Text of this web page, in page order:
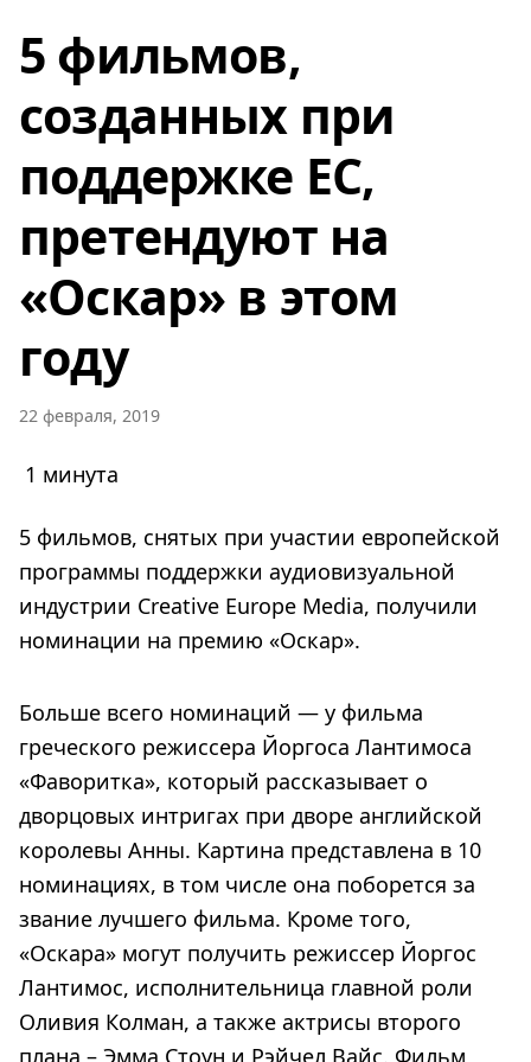
5 фильмов,
созданных при
поддержке ЕС,
претендуют на
«Оскар» в этом
году
22 февраля, 2019
1 минута
5 фильмов, снятых при участии европейской
программы поддержки аудиовизуальной
индустрии Creative Europe Media, получили
номинации на премию «Оскар».
Больше всего номинаций — у фильма
греческого режиссера Йоргоса Лантимоса
«Фаворитка», который рассказывает о
дворцовых интригах при дворе английской
королевы Анны. Картина представлена в 10
номинациях, в том числе она поборется за
звание лучшего фильма. Кроме того,
«Оскара» могут получить режиссер Йоргос
Лантимос, исполнительница главной роли
Оливия Колман, а также актрисы второго
плана – Эмма Стоун и Рэйчел Вайс. Фильм